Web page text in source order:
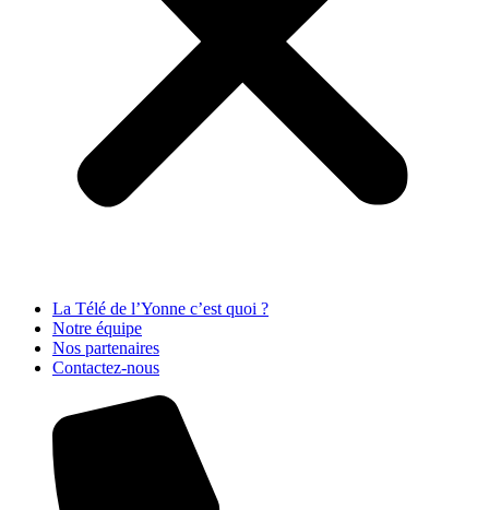
La Télé de l’Yonne c’est quoi ?
Notre équipe
Nos partenaires
Contactez-nous